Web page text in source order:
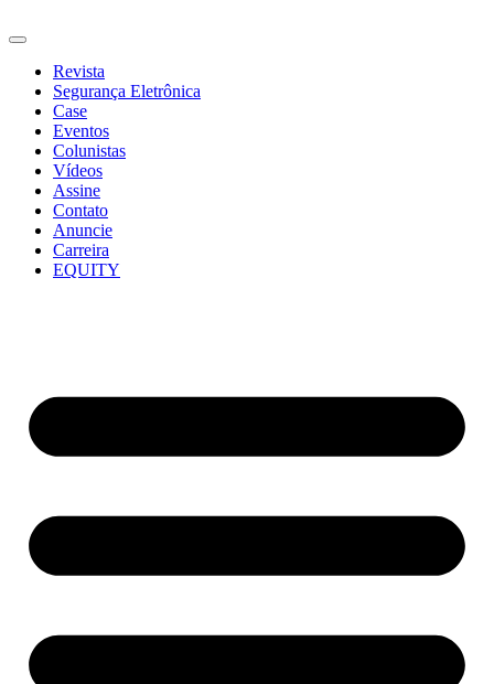
Revista
Segurança Eletrônica
Case
Eventos
Colunistas
Vídeos
Assine
Contato
Anuncie
Carreira
EQUITY